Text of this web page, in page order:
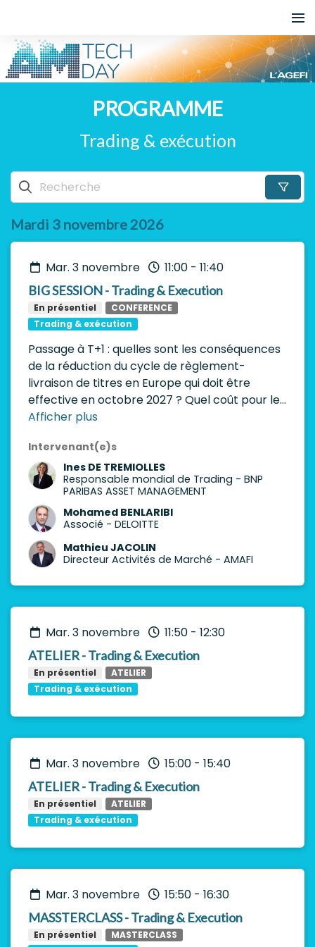
PROGRAMME
Trading & exécution
Mardi 3 novembre 2026
mar. 3 novembre 11:00 - 11:40
BIG SESSION - Trading & Execution
En présentiel
CONFERENCE
Trading & exécution
Passage à T+1​ : quelles sont les conséquences
de la réduction du cycle de règlement-
livraison de titres en Europe qui doit être
effective en octobre 2027 ? Quel coût pour les
asset managers ?
Afficher plus
Intervenant(e)s
Ines DE TREMIOLLES
Responsable mondial de Trading - BNP
PARIBAS ASSET MANAGEMENT
Mohamed BENLARIBI
Associé - DELOITTE
Mathieu JACOLIN
Directeur Activités de Marché - AMAFI
mar. 3 novembre 11:50 - 12:30
ATELIER - Trading & Execution
En présentiel
ATELIER
Trading & exécution
mar. 3 novembre 15:00 - 15:40
ATELIER - Trading & Execution
En présentiel
ATELIER
Trading & exécution
mar. 3 novembre 15:50 - 16:30
MASSTERCLASS - Trading & Execution
En présentiel
MASTERCLASS